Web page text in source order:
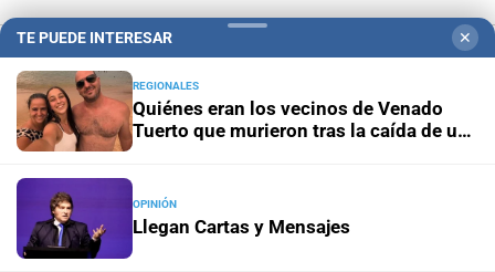
Campolitoral Revista Nosotros
CYD Litoral
Podcasts Mirador Provincial
Notife Educacion SF
TE PUEDE INTERESAR ✕
REGIONALES
Quiénes eran los vecinos de Venado
Tuerto que murieron tras la caída de un
OPINIÓN
Llegan Cartas y Mensajes